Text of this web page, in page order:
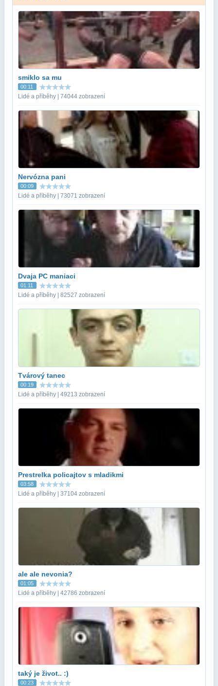
smiklo sa mu
00:11
Lidé a příběhy | 74044 zobrazení
Nervózna pani
00:09
Lidé a příběhy | 73071 zobrazení
Dvaja PC maniaci
01:11
Lidé a příběhy | 82527 zobrazení
Tvárový tanec
00:19
Lidé a příběhy | 49213 zobrazení
Prestrelka policajtov s mladikmi
03:58
Lidé a příběhy | 37104 zobrazení
ale ale nevonia?
01:05
Lidé a příběhy | 42786 zobrazení
taký je život.. :)
00:23